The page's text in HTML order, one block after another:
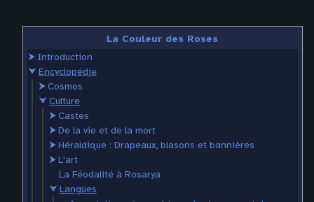
La Couleur des Roses
⮞ Introduction
⮟ Encyclopédie
⮞Cosmos
⮟ Culture
⮞Castes
⮞De la vie et de la mort
⮞Héraldique : Drapeaux, blasons et bannières
⮞L'art
La Féodalité à Rosarya
⮟ Langues